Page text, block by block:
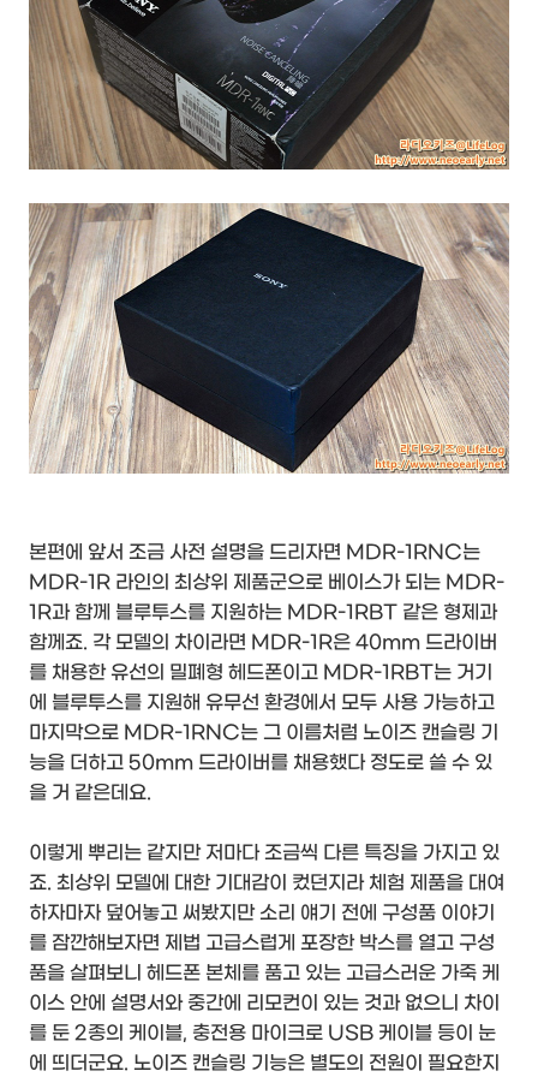
본편에 앞서 조금 사전 설명을 드리자면 MDR-1RNC는
MDR-1R 라인의 최상위 제품군으로 베이스가 되는 MDR-
1R과 함께 블루투스를 지원하는 MDR-1RBT 같은 형제과
함께죠. 각 모델의 차이라면 MDR-1R은 40mm 드라이버
를 채용한 유선의 밀폐형 헤드폰이고 MDR-1RBT는 거기
에 블루투스를 지원해 유무선 환경에서 모두 사용 가능하고
마지막으로 MDR-1RNC는 그 이름처럼 노이즈 캔슬링 기
능을 더하고 50mm 드라이버를 채용했다 정도로 쓸 수 있
을 거 같은데요.
이렇게 뿌리는 같지만 저마다 조금씩 다른 특징을 가지고 있
죠. 최상위 모델에 대한 기대감이 컸던지라 체험 제품을 대여
하자마자 덮어놓고 써봤지만 소리 얘기 전에 구성품 이야기
를 잠깐해보자면 제법 고급스럽게 포장한 박스를 열고 구성
품을 살펴보니 헤드폰 본체를 품고 있는 고급스러운 가죽 케
이스 안에 설명서와 중간에 리모컨이 있는 것과 없으니 차이
를 둔 2종의 케이블, 충전용 마이크로 USB 케이블 등이 눈
에 띄더군요. 노이즈 캔슬링 기능은 별도의 전원이 필요한지